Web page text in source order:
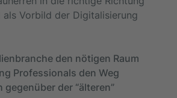
als Vorbild der Digitalisierung
den nötigen Raum
Professionals den Weg
gegenüber der “älteren”